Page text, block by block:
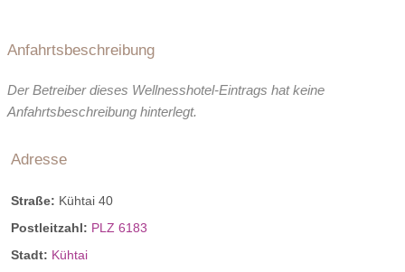
Anfahrtsbeschreibung
Der Betreiber dieses Wellnesshotel-Eintrags hat keine
Anfahrtsbeschreibung hinterlegt.
Adresse
Straße: Kühtai 40
Postleitzahl: PLZ 6183
Stadt: Kühtai